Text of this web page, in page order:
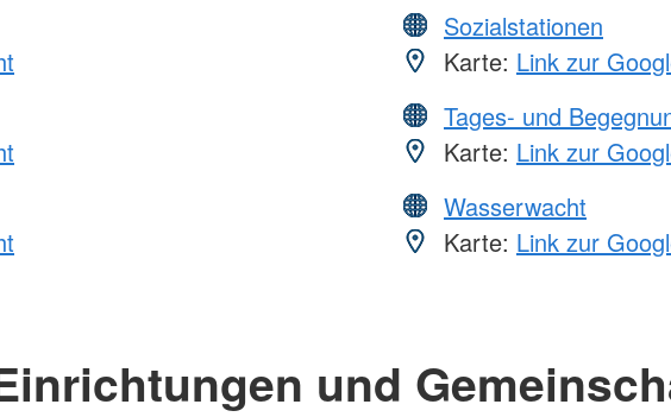
Sozialstationen
Karte: Link zur
Tages- und
Karte: Link zur
Wasserwacht
Karte: Link zur
und